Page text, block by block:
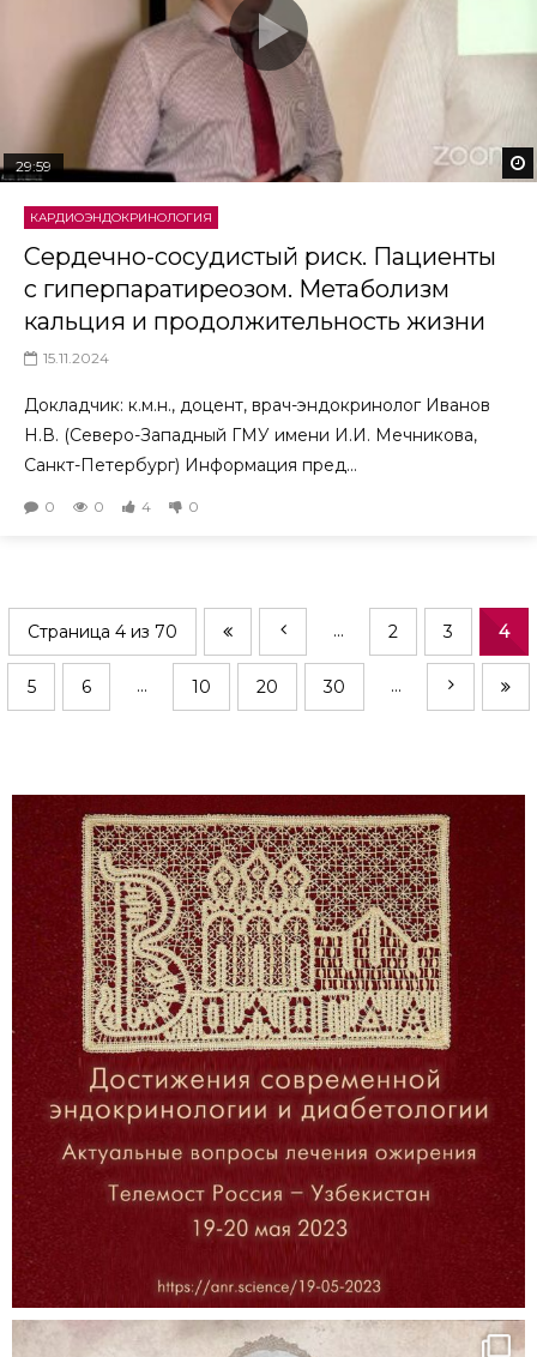
29:59
КАРДИОЭНДОКРИНОЛОГИЯ
Сердечно-сосудистый риск. Пациенты
с гиперпаратиреозом. Метаболизм
кальция и продолжительность жизни
15.11.2024
Докладчик: к.м.н., доцент, врач-эндокринолог Иванов
Н.В. (Северо-Западный ГМУ имени И.И. Мечникова,
Санкт-Петербург) Информация пред...
0 0 4 0
Страница 4 из 70 ... 2 3 4
5 6 ... 10 20 30 ...